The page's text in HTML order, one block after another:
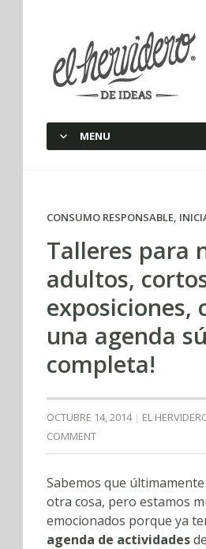
MENU
CONSUMO RESPONSABLE,
Talleres para
adultos,
exposiciones,
una agenda
completa!
OCTUBRE 14, 2014 EL
COMMENT
Sabemos que
otra cosa, pero estamos
emocionados porque ya
agenda de actividades